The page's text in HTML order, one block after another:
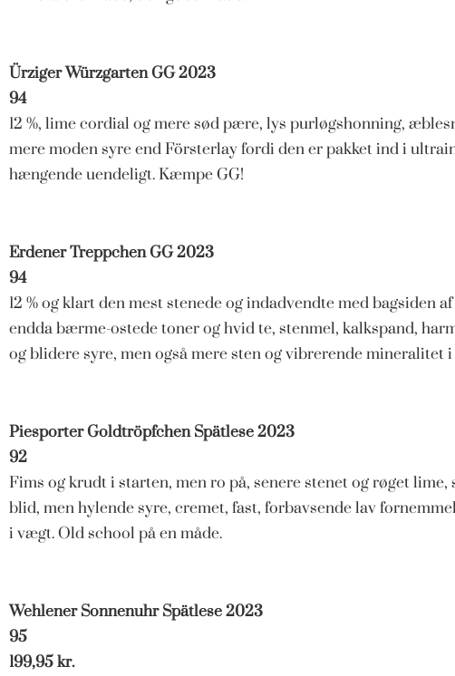
Ürziger Würzgarten GG 2023
94
12 %, lime cordial og mere sød pære, lys purløgshonning,
mere moden syre end Försterlay fordi den er pakket ind i
hængende uendeligt. Kæmpe GG!
Erdener Treppchen GG 2023
94
12 % og klart den mest stenede og indadvendte med bagsiden
endda bærme-ostede toner og hvid te, stenmel, kalkspand,
og blidere syre, men også mere sten og vibrerende mineralitet i
Piesporter Goldtröpfchen Spätlese 2023
92
Fims og krudt i starten, men ro på, senere stenet og røget
blid, men hylende syre, cremet, fast, forbavsende lav
i vægt. Old school på en måde.
Wehlener Sonnenuhr Spätlese 2023
95
199,95 kr.